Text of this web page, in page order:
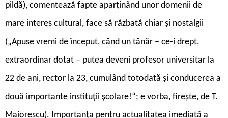
pildă), comentează fapte aparținând unor domenii de
mare interes cultural, face să răzbată chiar și nostalgii
(„Apuse vremi de început, când un tânăr – ce-i drept,
extraordinar dotat – putea deveni profesor universitar la
22 de ani, rector la 23, cumulând totodată și conducerea a
două importante instituții școlare!“; e vorba, firește, de T.
Maiorescu). Importanța pentru actualitatea imediată a